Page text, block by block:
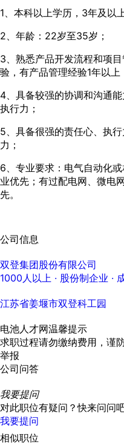
1、本科以上学历，3年及以
2、年龄：22岁至35岁；
3、熟悉产品开发流程和项
验，有产品管理经验1年以上
4、具备较强的协调和沟通
执行力；
5、具备很强的责任心、执
力；
6、专业要求：电气自动化
业优先；有过配电网、微电
先。
公司信息
双登集团股份有限公司
1000人以上 · 股份制企业 ·
江苏省姜堰市双登科工园
电池人才网温馨提示
求职过程请勿缴纳费用，谨
举报
公司问答
我要提问
对此职位有疑问？快来问问
我要提问
相似职位